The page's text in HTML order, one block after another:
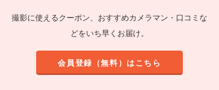
撮影に使えるクーポン、おすすめカメラマン・口コミな
どをいち早くお届け。
会員登録（無料）はこちら